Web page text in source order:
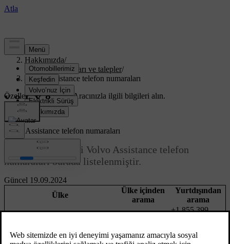
Destek
Hakkımızda/
Şirket politikaları ve talepler/
Volvo Assistance telefon numaraları
Özelleştirilmiş destekAracınızla ilgili bilgileri alın.
Giriş yap
Güncel 19.09.2024
Volvo Assistance telefon numaraları
Farklı pazarlardaki Volvo Assistance telefon
numaraları burada listelenmiştir.
Ülke
Ülke içinden
arama
Yurtdışından
arama
ABD
855 399 4691
+1 855 399
Almanya
747
747